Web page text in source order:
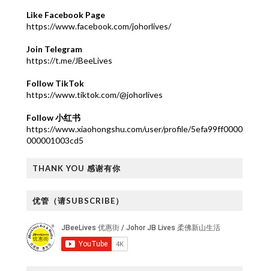
Like Facebook Page
https://www.facebook.com/johorlives/
Join Telegram
https://t.me/JBeeLives
Follow TikTok
https://www.tiktok.com/@johorlives
Follow 小红书
https://www.xiaohongshu.com/user/profile/5efa99ff0000
000001003cd5
THANK YOU 感谢有你
优管（请SUBSCRIBE）